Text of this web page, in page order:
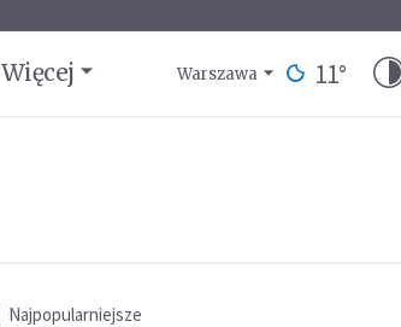
Więcej Warszawa 11°
Najpopularniejsze